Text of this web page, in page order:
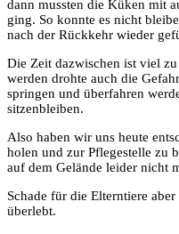
dann mussten die Küken mit
ging. So konnte es nicht
nach der Rückkehr wieder
Die Zeit dazwischen ist viel
werden drohte auch die
springen und überfahren
sitzenbleiben.
Also haben wir uns heute
holen und zur Pflegestelle zu
auf dem Gelände leider nicht
Schade für die Elterntiere
überlebt.